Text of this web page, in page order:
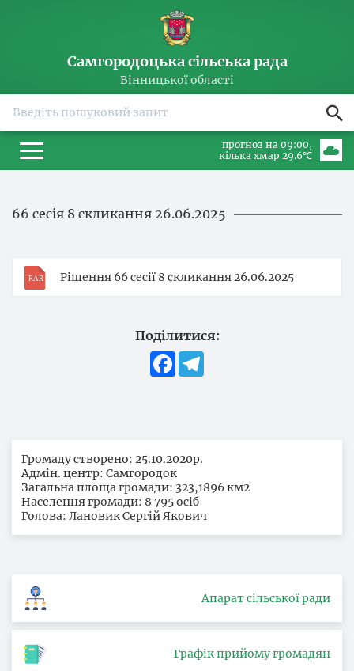
Самгородоцька сільська рада
Вінницької області
прогноз на 09:00
кілька хмар 29.6℃
66 сесія 8 скликання 26.06.2025
Рішення 66 сесії 8 скликання 26.06.2025
Поділитися:
Facebook
Громаду створено: 25.10.2020р.
Адмін. центр: Самгородок
Загальна площа громади: 323,1896 км2
Населення громади: 8 795 осіб
Голова: Лановик Сергій Якович
Апарат сільської ради
Графік прийому громадян